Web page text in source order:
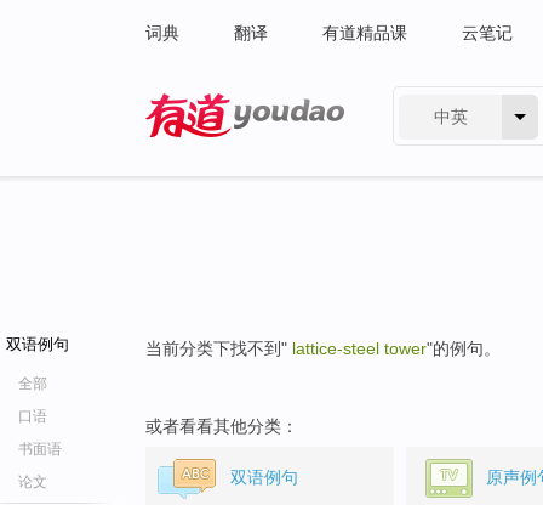
词典 翻译 有道精品课 云笔记
中英
双语例句
全部
口语
书面语
论文
当前分类下找不到" lattice-steel tower"的例句。
或者看看其他分类：
双语例句 原声例